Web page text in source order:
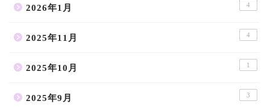
2026年1月 4
2025年11月 4
2025年10月 1
2025年9月 3